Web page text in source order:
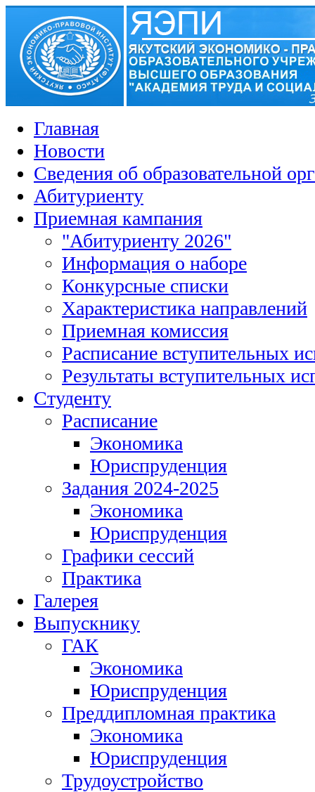
Главная
Новости
Сведения об образовательной
Абитуриенту
Приемная кампания
"Абитуриенту 2026"
Информация о наборе
Конкурсные списки
Характеристика направлений
Приемная комиссия
Расписание вступительных
Результаты вступительных
Студенту
Расписание
Экономика
Юриспруденция
Задания 2024-2025
Экономика
Юриспруденция
Графики сессий
Практика
Галерея
Выпускнику
ГАК
Экономика
Юриспруденция
Преддипломная практика
Экономика
Юриспруденция
Трудоустройство